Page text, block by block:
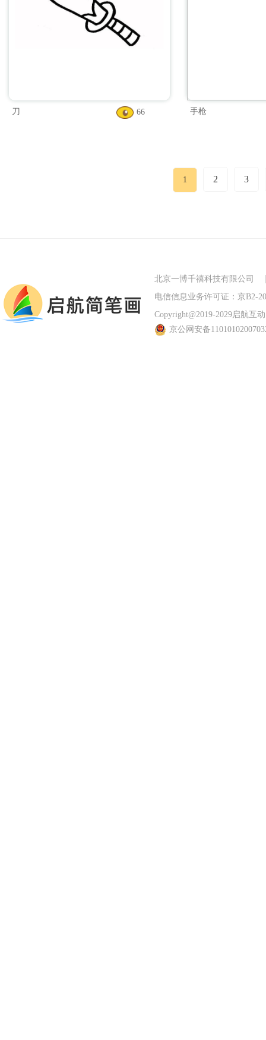
刀 66 手枪
1 2 3
北京一博千禧科技有限公司
电信信息业务许可证：京B2-
Copyright@2019-2029启航互
京公网安备